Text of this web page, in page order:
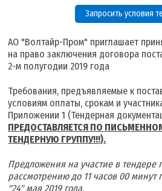
Запросить условия
АО "Волтайр-Пром" приглашает
на право заключения договора
2-м полугодии 2019 года
Требования, предъявляемые к
условиям оплаты, срокам и
Приложении 1 (Тендерная
ПРЕДОСТАВЛЯЕТСЯ ПО
ТЕНДЕРНУЮ ГРУППУ!!!).
Предложения на участие в тендере
рассмотрению до 11 часов 00
"24" мая 2019 года.